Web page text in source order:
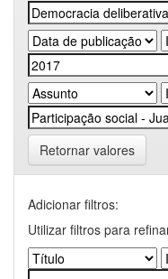
Retornar valores
Adicionar filtros:
Utilizar filtros para